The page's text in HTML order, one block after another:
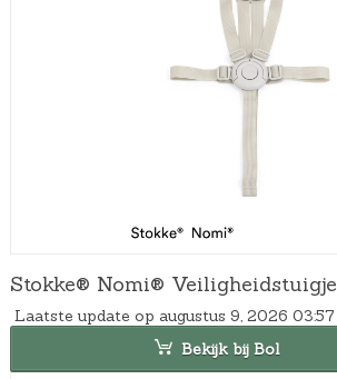
Stokke® Nomi® Veiligheidstuigje
Laatste update op augustus 9, 2026 03:57
Bekijk bij Bol